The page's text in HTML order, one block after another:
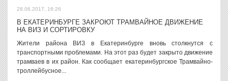
28.06.2017, 16:26
В ЕКАТЕРИНБУРГЕ ЗАКРОЮТ ТРАМВАЙНОЕ ДВИЖЕНИЕ
НА ВИЗ И СОРТИРОВКУ
Жители района ВИЗ в Екатеринбурге вновь столкнутся с
транспортными проблемами. На этот раз будет закрыто движение
трамваев в их район. Как сообщает екатеринбургское Трамвайно-
троллейбусное...